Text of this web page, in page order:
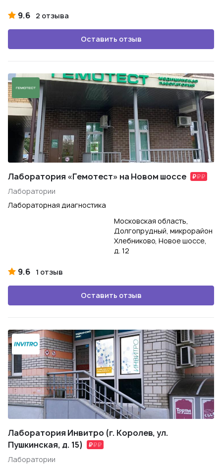
9.6 2 отзыва
Оставить отзыв
Лаборатория «Гемотест» на Новом шоссе
Лаборатории
Лабораторная диагностика
Московская область,
Долгопрудный, микрорайон
Хлебниково, Новое шоссе,
д. 12
9.6 1 отзыв
Оставить отзыв
Лаборатория Инвитро (г. Королев, ул.
Пушкинская, д. 15)
Лаборатории